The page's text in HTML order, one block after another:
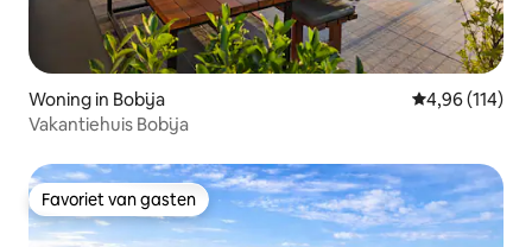
Woning in Bobija Gemiddelde
4,96 (114)
Vakantiehuis Bobija
Favoriet van gasten
Favoriet van gasten